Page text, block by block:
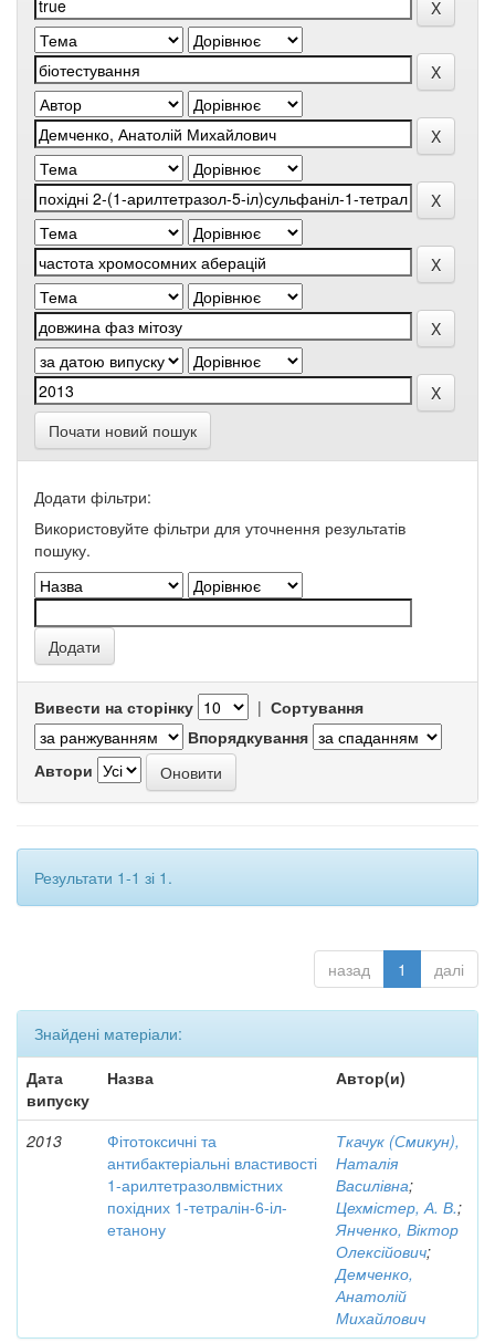
Почати новий пошук
Додати фільтри:
Використовуйте фільтри для уточнення результатів
пошуку.
Вивести на сторінку | Сортування
Впорядкування
Автори
Результати 1-1 зі 1.
назад 1 далі
Знайдені матеріали:
Дата
випуску
Назва Автор(и)
2013
Фітотоксичні та
антибактеріальні властивості
1-арилтетразолвмістних
похідних 1-тетралін-6-іл-
етанону
Ткачук (Смикун),
Наталія
Василівна;
Цехмістер, А. В.;
Янченко, Віктор
Олексійович;
Демченко,
Анатолій
Михайлович